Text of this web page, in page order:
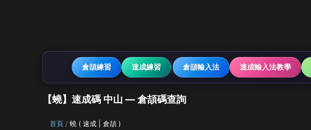
倉頡練習 速成練習 倉頡輸入法 速成輸入法教學
【蟯】速成碼 中山 — 倉頡碼查詢
首頁 蟯 ( 速成 | 倉頡 )